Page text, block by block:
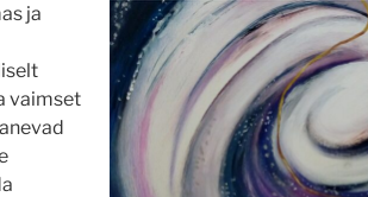
ja
vaimset